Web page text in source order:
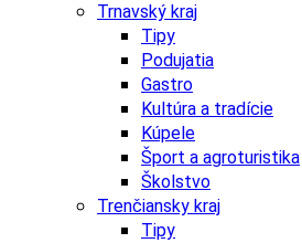
Trnavský kraj
Tipy
Podujatia
Gastro
Kultúra a tradície
Kúpele
Šport a agroturistika
Školstvo
Trenčiansky kraj
Tipy